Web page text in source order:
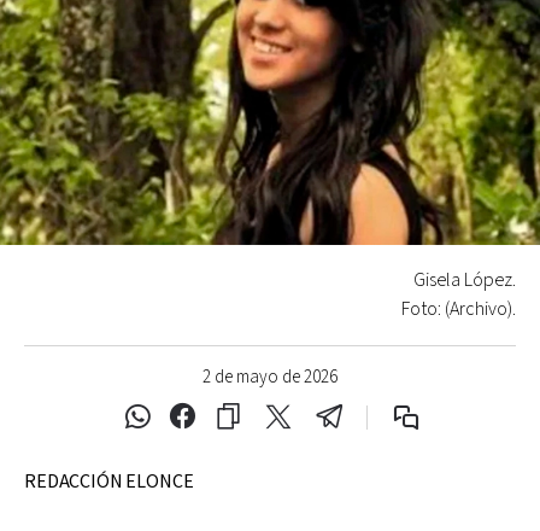
2 de mayo de 2026
Gisela López.
Foto: (Archivo).
REDACCIÓN ELONCE